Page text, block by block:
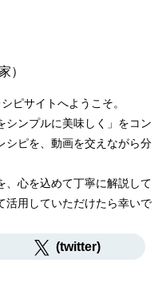
）
ピサイトへようこそ。
シンプルに美味しく」をコン
シピを、動画を交えながら分
、心を込めて丁寧に解説して
活用していただけたら幸いで
(twitter)